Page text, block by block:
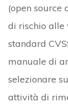
(open source
di rischio
standard
manuale di
selezionare
attività di